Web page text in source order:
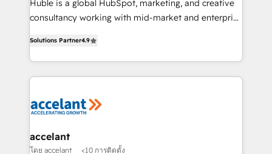
Netsuite 🤖 Google or Microsoft ✍️ DocuSign or
the rare Advanced "Custom Integrations"
Accreditation, securely sync data across... 🔄 any
new HubSpot portal with Advanced Website and
CRM Migrations using our in-house "HubScrub" Tool.
Huble is a global HubSpot, marketing, and creative
consultancy working with mid-market and enterprise
the strategy, processes, and teams that turn
HubSpot into a genuine growth engine. Named
HubSpot's Global Partner of the Year in 2024,
worldwide, and with over 15 years in the ecosystem,
One company, one operating model, delivering
across offices and consulting teams in the UK, USA,
Solutions Partner4.9
accelant
โดย accelant <10 การติดตั้ง